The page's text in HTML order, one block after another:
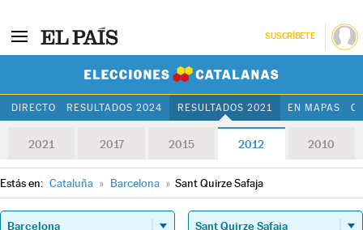
SUSCRÍBETE
DIRECTO RESULTADOS 2024 RESULTADOS 2021 EN MAPAS
2021 2017 2015 2012 2010
Estás en: Cataluña » Barcelona » Sant Quirze Safaja